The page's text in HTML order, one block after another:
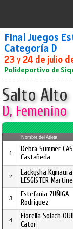
Final Juegos
Categoría D
23 y 24 de julio
Polideportivo de
Salto Alto
D, Femenino
Nombre del Atleta
1
Debra Summer
Castañeda
2
Lackysha Kymaura
LESGISTER
3
Estefania ZUÑIGA
Rodriguez
4
Fiorella Solach
Caton